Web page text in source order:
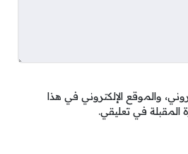
والموقع الإلكتروني في هذا
المقبلة في تعليقي.